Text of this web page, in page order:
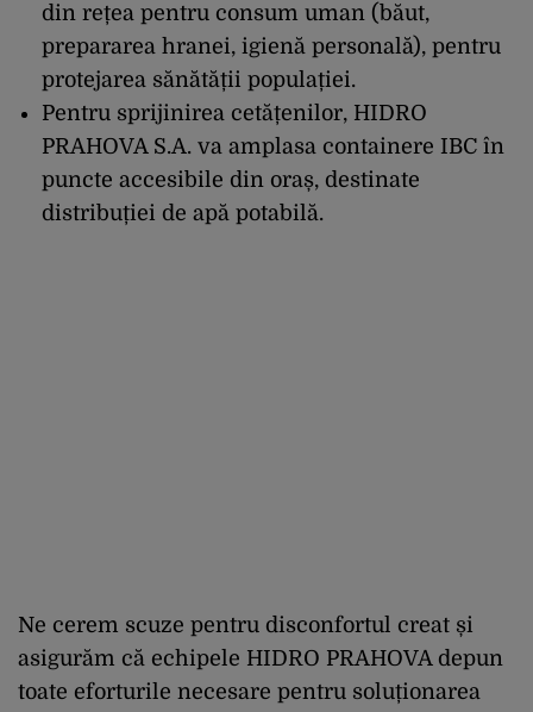
din rețea pentru consum uman (băut,
prepararea hranei, igienă personală), pentru
protejarea sănătății populației.
Pentru sprijinirea cetățenilor, HIDRO
PRAHOVA S.A. va amplasa containere IBC în
puncte accesibile din oraș, destinate
distribuției de apă potabilă.
Ne cerem scuze pentru disconfortul creat și
asigurăm că echipele HIDRO PRAHOVA depun
toate eforturile necesare pentru soluționarea